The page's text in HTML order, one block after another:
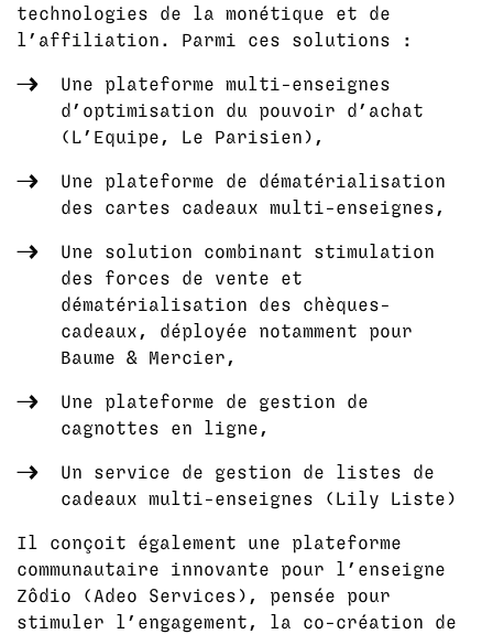
technologies de la monétique et de
l’affiliation. Parmi ces solutions :
Une plateforme multi-enseignes
d’optimisation du pouvoir d’achat
(L’Equipe, Le Parisien),
Une plateforme de dématérialisation
des cartes cadeaux multi-enseignes,
Une solution combinant stimulation
des forces de vente et
dématérialisation des chèques-
cadeaux, déployée notamment pour
Baume & Mercier,
Une plateforme de gestion de
cagnottes en ligne,
Un service de gestion de listes de
cadeaux multi-enseignes (Lily Liste)
Il conçoit également une plateforme
communautaire innovante pour l’enseigne
Zôdio (Adeo Services), pensée pour
stimuler l’engagement, la co-création de